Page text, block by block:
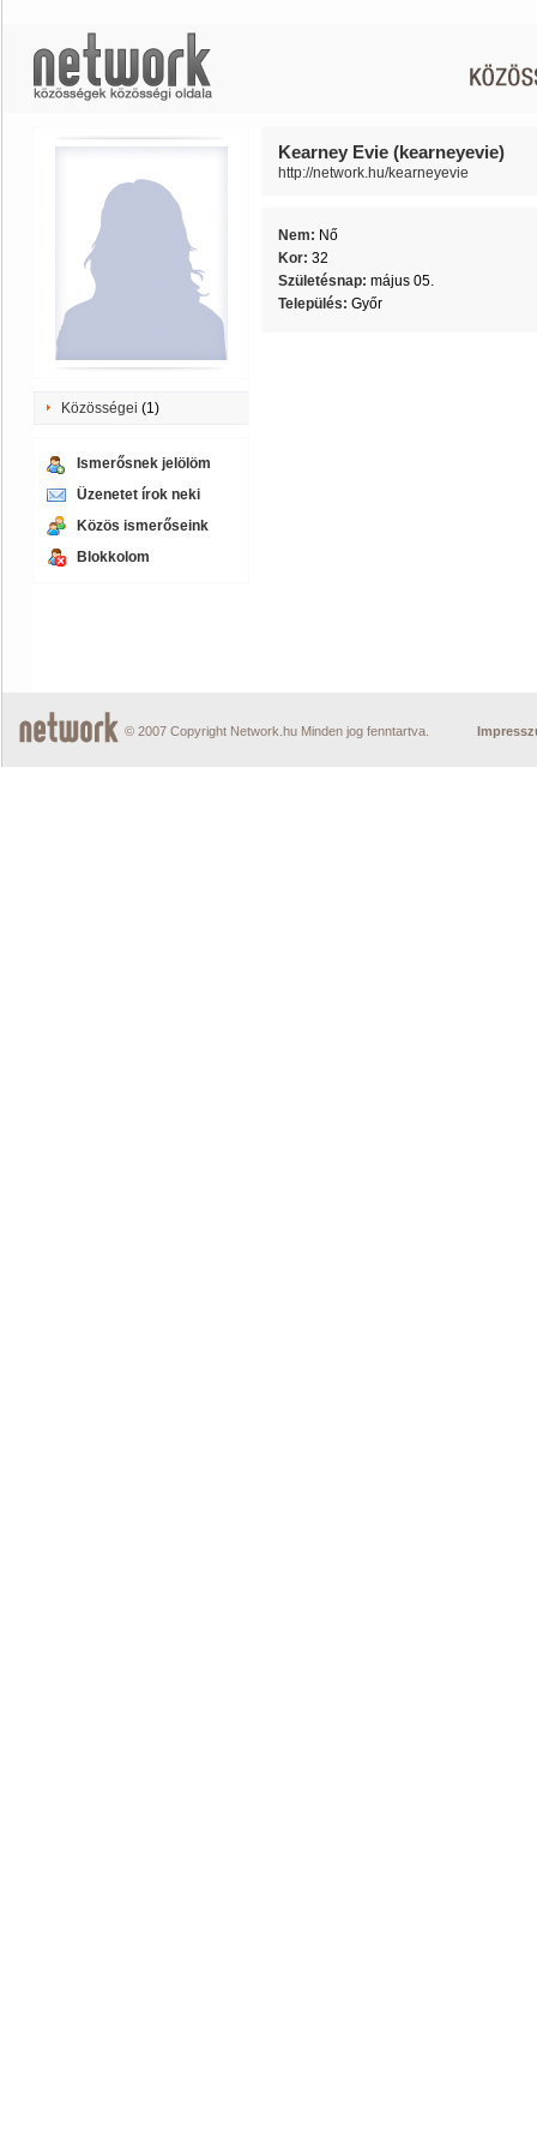
Közösségei (1)
Ismerősnek jelölöm
Üzenetet írok neki
Közös ismerőseink
Blokkolom
Kearney Evie (kearneyevie)
http://network.hu/kearneyevie
Nem: Nő
Kor: 32
Születésnap: május 05.
Település: Győr
© 2007 Copyright Network.hu Minden jog fenntartva.